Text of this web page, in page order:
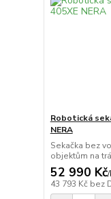
Robotická
NERA
Sekačka bez
objektům na
52 990 Kč/
43 793 Kč bez